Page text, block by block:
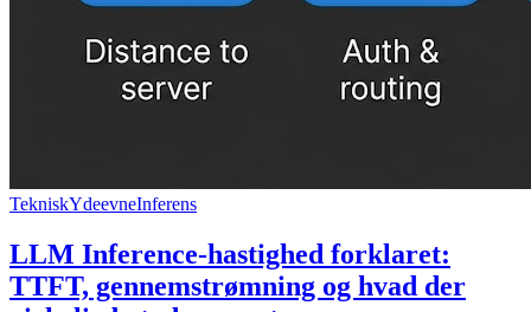
TekniskYdeevneInferens
LLM Inference-hastighed forklaret:
TTFT, gennemstrømning og hvad der